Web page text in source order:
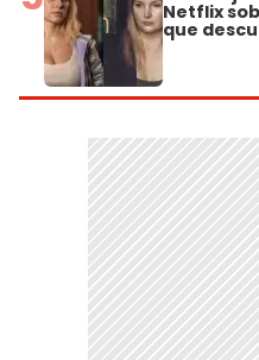
Netflix
que